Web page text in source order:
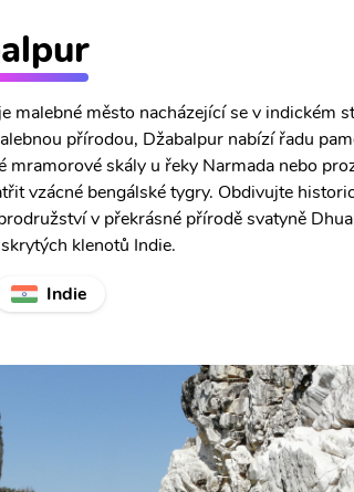
malebné město nacházející se v indickém
přírodou, Džabalpur nabízí řadu
mramorové skály u řeky Narmada nebo
vzácné bengálské tygry. Obdivujte
v překrásné přírodě svatyně
klenotů Indie.
Indie